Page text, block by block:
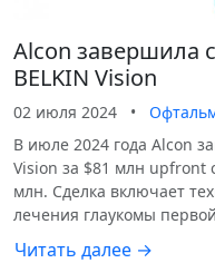
Alcon завершила
BELKIN Vision
02 июля 2024 •
В июле 2024 года Alcon
Vision за $81 млн upfront
млн. Сделка включает
лечения глаукомы
Читать далее →